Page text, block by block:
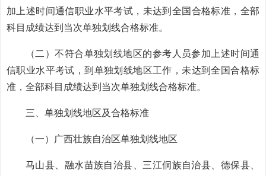
加上述时间通信职业水平考试，未达到全国合格标准，全部
科目成绩达到当次单独划线合格标准。
（二）不符合单独划线地区的参考人员参加上述时间通
信职业水平考试，到单独划线地区工作，未达到全国合格标
准，全部科目成绩达到当次单独划线合格标准。
三、单独划线地区及合格标准
（一）广西壮族自治区单独划线地区
马山县、融水苗族自治县、三江侗族自治县、德保县、